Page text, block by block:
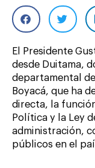
El Presidente
desde Duitama,
departamental
Boyacá, que ha
directa, la
Política y la Ley
administración,
públicos en el